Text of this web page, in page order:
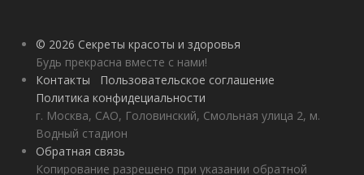
© 2026 Секреты красоты и здоровья
Будь прекрасна вместе с нами!
Контакты
Пользовательское соглашение
Политика конфидециальности
г. Москва, САО, Головинский, Смольная улица 2, м.
Водный стадион
Обратная связь
Копирование разрешено при указании обратной